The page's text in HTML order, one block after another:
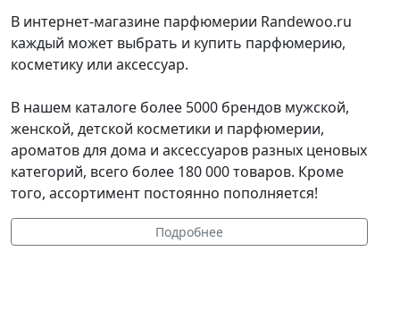
В интернет-магазине парфюмерии Randewoo.ru
каждый может выбрать и купить парфюмерию,
косметику или аксессуар.
В нашем каталоге более 5000 брендов мужской,
женской, детской косметики и парфюмерии,
ароматов для дома и аксессуаров разных ценовых
категорий, всего более 180 000 товаров. Кроме
того, ассортимент постоянно пополняется!
Подробнее